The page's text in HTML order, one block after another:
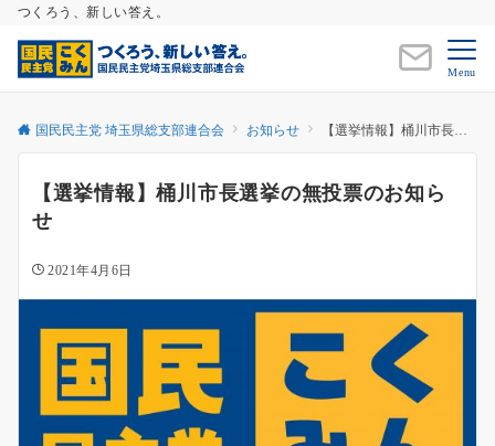
つくろう、新しい答え。
Menu
国民民主党 埼玉県総支部連合会 お知らせ 【選挙情報】桶川市長選挙の無投票のお知らせ
【選挙情報】桶川市長選挙の無投票のお知ら
せ
2021年4月6日